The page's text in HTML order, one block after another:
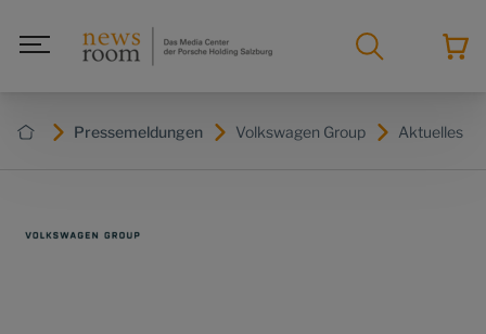
Pressemeldungen Volkswagen Group Aktuelles